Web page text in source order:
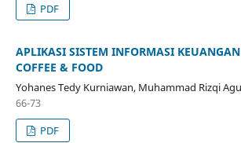
PDF
APLIKASI SISTEM INFORMASI
COFFEE & FOOD
Yohanes Tedy Kurniawan, Muhammad Rizqi
66-73
PDF